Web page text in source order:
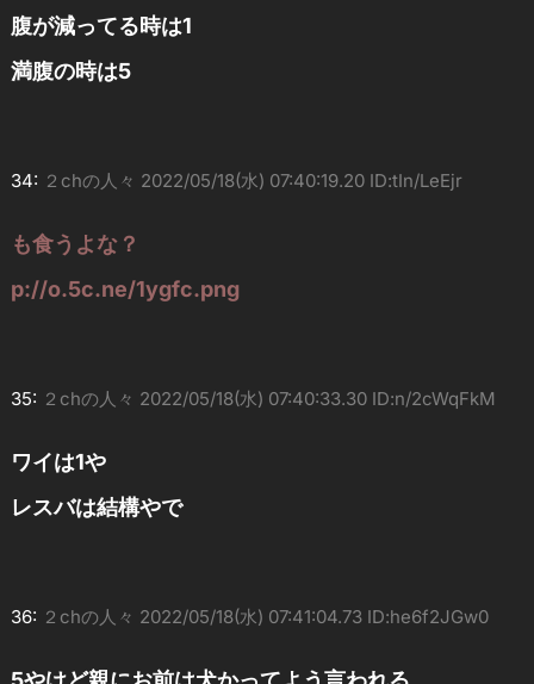
腹が減ってる時は1
満腹の時は5
34: ２chの人々 2022/05/18(水) 07:40:19.20 ID:tIn/LeEjr
も食うよな？
p://o.5c.ne/1ygfc.png
35: ２chの人々 2022/05/18(水) 07:40:33.30 ID:n/2cWqFkM
ワイは1や
レスバは結構やで
36: ２chの人々 2022/05/18(水) 07:41:04.73 ID:he6f2JGw0